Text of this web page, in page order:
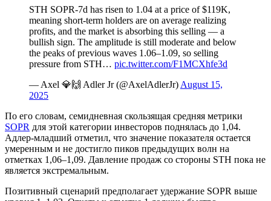
STH SOPR-7d has risen to 1.04 at a price of $119K,
meaning short-term holders are on average realizing
profits, and the market is absorbing this selling — a
bullish sign. The amplitude is still moderate and below
the peaks of previous waves 1.06–1.09, so selling
pressure from STH… pic.twitter.com/F1MCXhfe3d
— Axel 💎🙌 Adler Jr (@AxelAdlerJr) August 15,
2025
По его словам, семидневная скользящая средняя метрики
SOPR для этой категории инвесторов поднялась до 1,04.
Адлер-младший отметил, что значение показателя остается
умеренным и не достигло пиков предыдущих волн на
отметках 1,06–1,09. Давление продаж со стороны STH пока не
является экстремальным.
Позитивный сценарий предполагает удержание SOPR выше